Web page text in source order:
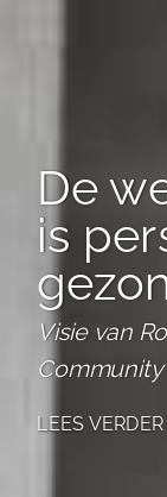
De
is
Visie van
Community
LEES VERDER